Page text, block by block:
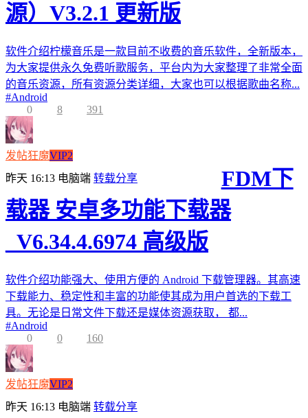
源）V3.2.1 更新版
软件介绍柠檬音乐是一款目前不收费的音乐软件，全新版本，
为大家提供永久免费听歌服务，平台内为大家整理了非常全面
的音乐资源，所有资源分类详细，大家也可以根据歌曲名称...
#Android
0
8 391
发帖狂魔VIP2
昨天 16:13 电脑端 转载分享
FDM下
载器 安卓多功能下载器
_V6.34.4.6974 高级版
软件介绍功能强大、使用方便的 Android 下载管理器。其高速
下载能力、稳定性和丰富的功能使其成为用户首选的下载工
具。无论是日常文件下载还是媒体资源获取， 都...
#Android
0
0 160
发帖狂魔VIP2
昨天 16:13 电脑端 转载分享